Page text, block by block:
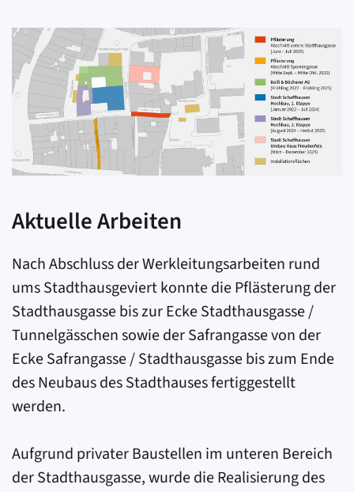
Aktuelle Arbeiten
Nach Abschluss der Werkleitungsarbeiten rund
ums Stadthausgeviert konnte die Pflästerung der
Stadt­haus­gasse bis zur Ecke Stadthaus­gasse /
Tunnelgässchen sowie der Safrangasse von der
Ecke Safrangasse / Stadthausgasse bis zum Ende
des Neubaus des Stadthauses fertiggestellt
werden.
Aufgrund privater Baustellen im unteren Bereich
der Stadthausgasse, wurde die Realisierung des